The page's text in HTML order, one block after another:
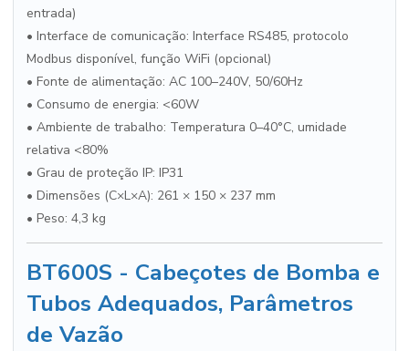
entrada)
• Interface de comunicação: Interface RS485, protocolo
Modbus disponível, função WiFi (opcional)
• Fonte de alimentação: AC 100–240V, 50/60Hz
• Consumo de energia: <60W
• Ambiente de trabalho: Temperatura 0–40°C, umidade
relativa <80%
• Grau de proteção IP: IP31
• Dimensões (C×L×A): 261 × 150 × 237 mm
• Peso: 4,3 kg
BT600S - Cabeçotes de Bomba e
Tubos Adequados, Parâmetros
de Vazão